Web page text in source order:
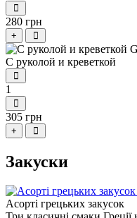
280 грн
+
С руколой и креветкой
1
305 грн
+
Закуски
Асорті грецьких закусок